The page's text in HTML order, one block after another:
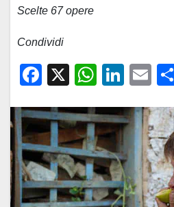
Scelte 67 opere
Condividi
F
c
e
b
o
X
W
at
s
A
p
Li
k
e
dI
n
E
ail